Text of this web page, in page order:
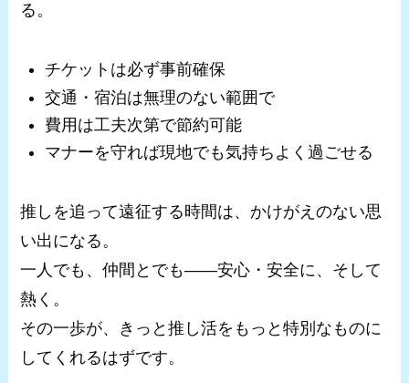
る。
チケットは必ず事前確保
交通・宿泊は無理のない範囲で
費用は工夫次第で節約可能
マナーを守れば現地でも気持ちよく過ごせる
推しを追って遠征する時間は、かけがえのない思
い出になる。
一人でも、仲間とでも――安心・安全に、そして
熱く。
その一歩が、きっと推し活をもっと特別なものに
してくれるはずです。